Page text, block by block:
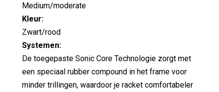
Medium/moderate
Kleur:
Zwart/rood
Systemen:
De toegepaste Sonic Core Technologie zorgt met
een speciaal rubber compound in het frame voor
minder trillingen, waardoor je racket comfortabeler